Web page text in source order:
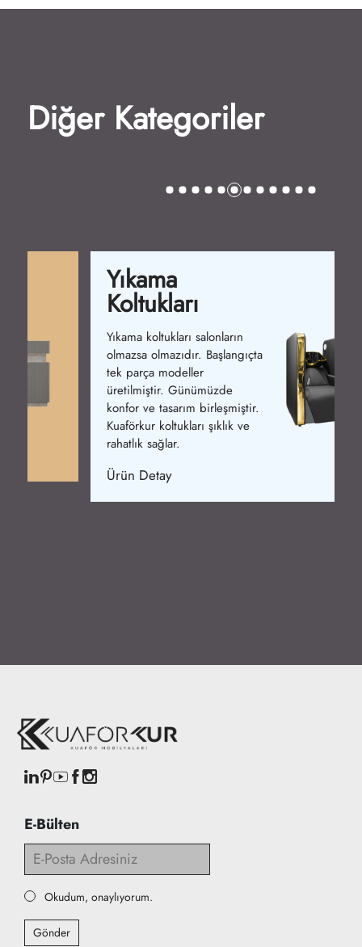
Diğer Kategoriler
Yıkama
Koltukları
Yıkama koltukları salonların
olmazsa olmazıdır. Başlangıçta
tek parça modeller
üretilmiştir. Günümüzde
konfor ve tasarım birleşmiştir.
Kuaförkur koltukları şıklık ve
rahatlık sağlar.
Ürün Detay
E-Bülten
Okudum, onaylıyorum.
Gönder